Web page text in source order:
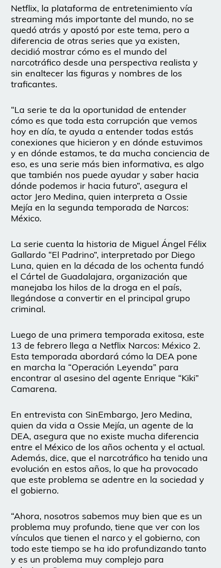
Netflix, la plataforma de entretenimiento vía
streaming más importante del mundo, no se
quedó atrás y apostó por este tema, pero a
diferencia de otras series que ya existen,
decidió mostrar cómo es el mundo del
narcotráfico desde una perspectiva realista y
sin enaltecer las figuras y nombres de los
traficantes.
“La serie te da la oportunidad de entender
cómo es que toda esta corrupción que vemos
hoy en día, te ayuda a entender todas estás
conexiones que hicieron y en dónde estuvimos
y en dónde estamos, te da mucha conciencia de
eso, es una serie más bien informativa, es algo
que también nos puede ayudar y saber hacia
dónde podemos ir hacia futuro”, asegura el
actor Jero Medina, quien interpreta a Ossie
Mejía en la segunda temporada de Narcos:
México.
La serie cuenta la historia de Miguel Ángel Félix
Gallardo “El Padrino”, interpretado por Diego
Luna, quien en la década de los ochenta fundó
el Cártel de Guadalajara, organización que
manejaba los hilos de la droga en el país,
llegándose a convertir en el principal grupo
criminal.
Luego de una primera temporada exitosa, este
13 de febrero llega a Netflix Narcos: México 2.
Esta temporada abordará cómo la DEA pone
en marcha la “Operación Leyenda” para
encontrar al asesino del agente Enrique “Kiki”
Camarena.
En entrevista con SinEmbargo, Jero Medina,
quien da vida a Ossie Mejía, un agente de la
DEA, asegura que no existe mucha diferencia
entre el México de los años ochenta y el actual.
Además, dice, que el narcotráfico ha tenido una
evolución en estos años, lo que ha provocado
que este problema se adentre en la sociedad y
el gobierno.
“Ahora, nosotros sabemos muy bien que es un
problema muy profundo, tiene que ver con los
vínculos que tienen el narco y el gobierno, con
todo este tiempo se ha ido profundizando tanto
y es un problema muy complejo para